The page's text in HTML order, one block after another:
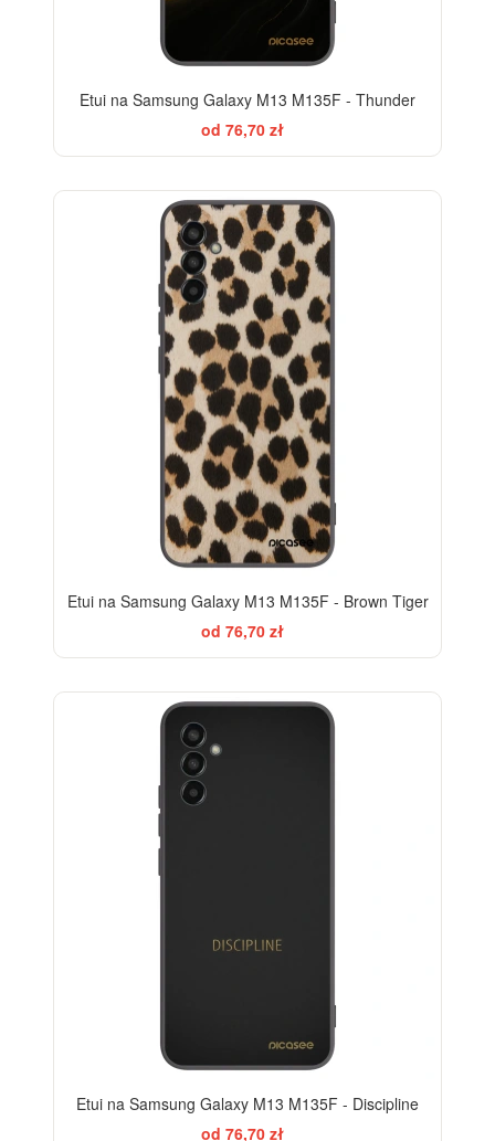
Etui na Samsung Galaxy M13 M135F - Thunder
od 76,70 zł
Etui na Samsung Galaxy M13 M135F - Brown Tiger
od 76,70 zł
Etui na Samsung Galaxy M13 M135F - Discipline
od 76,70 zł